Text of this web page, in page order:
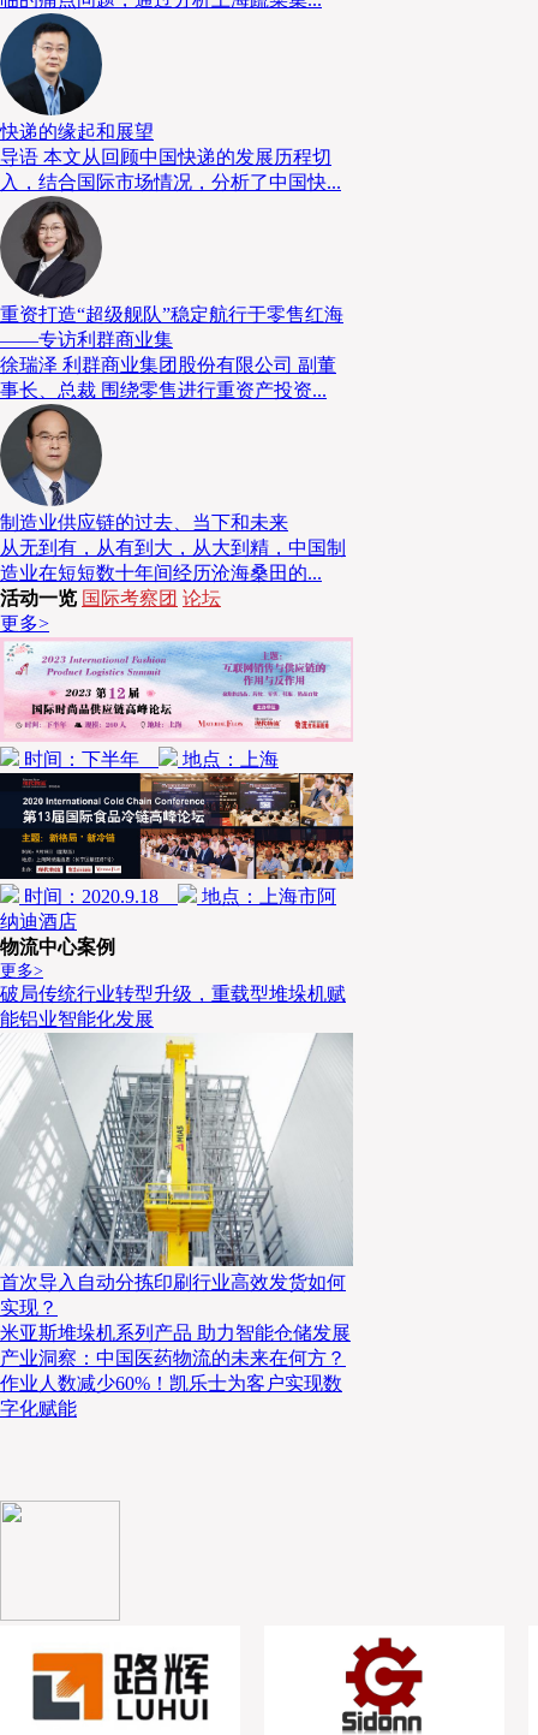
图3
照片3是用于LED分拣系统中分拣服装和小件商品的货架，共有30个出
快递的缘起和展望
导语 本文从回顾中国快递的发展历程切
入，结合国际市场情况，分析了中国快...
重资打造“超级舰队”稳定航行于零售红海
——专访利群商业集
徐瑞泽 利群商业集团股份有限公司 副董
事长、总裁 围绕零售进行重资产投资...
制造业供应链的过去、当下和未来
从无到有，从有到大，从大到精，中国制
造业在短短数十年间经历沧海桑田的...
活动一览 国际考察团 论坛
更多>
时间：下半年 地点：上海
时间：2020.9.18
地点：上海市阿
纳迪酒店
物流中心案例
更多>
破局传统行业转型升级，重载型堆垛机赋
能铝业智能化发展
首次导入自动分拣印刷行业高效发货如何
实现？
米亚斯堆垛机系列产品 助力智能仓储发展
产业洞察：中国医药物流的未来在何方？
作业人数减少60%！凯乐士为客户实现数
字化赋能